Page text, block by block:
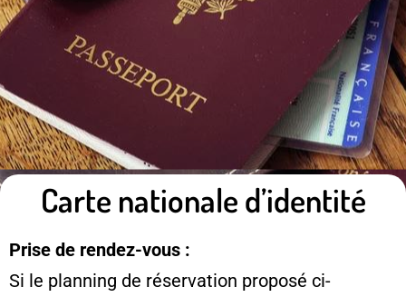
Carte nationale d’identité
Prise de rendez-vous :
Si le planning de réservation proposé ci-